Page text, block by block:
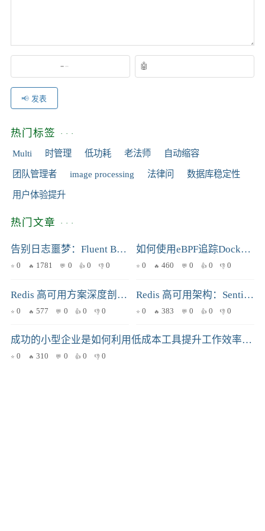
发表
热门标签
Multi 时管理 低功耗 老法师 自动缩容
团队管理者 image processing 法律问 数据库稳定性
用户体验提升
热门文章
告别日志噩梦：Fluent Bit 在 Kubernetes 生产环境中的实战指南
0 1781 0 0 0
如何使用eBPF追踪Docker容器网络流量？运维安全工程师必看！
0 460 0 0 0
Redis 高可用方案深度剖析：Cluster vs Sentinel，哪款更适合你？
0 577 0 0 0
Redis 高可用架构：Sentinel vs. Cluster，谁才是你的菜？
0 383 0 0 0
成功的小型企业是如何利用低成本工具提升工作效率的？
0 310 0 0 0